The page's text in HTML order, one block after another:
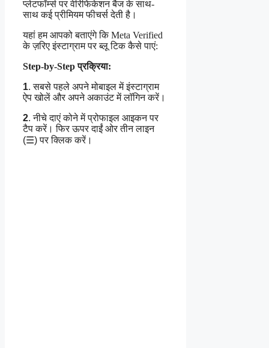
प्लेटफॉर्म्स पर वेरिफिकेशन बैज के साथ-
साथ कई प्रीमियम फीचर्स देती है।
यहां हम आपको बताएंगे कि Meta Verified
के ज़रिए इंस्टाग्राम पर ब्लू टिक कैसे पाएं:
Step-by-Step प्रक्रिया:
1. सबसे पहले अपने मोबाइल में इंस्टाग्राम
ऐप खोलें और अपने अकाउंट में लॉगिन करें।
2. नीचे दाएं कोने में प्रोफाइल आइकन पर
टैप करें। फिर ऊपर दाईं ओर तीन लाइन
(☰) पर क्लिक करें।